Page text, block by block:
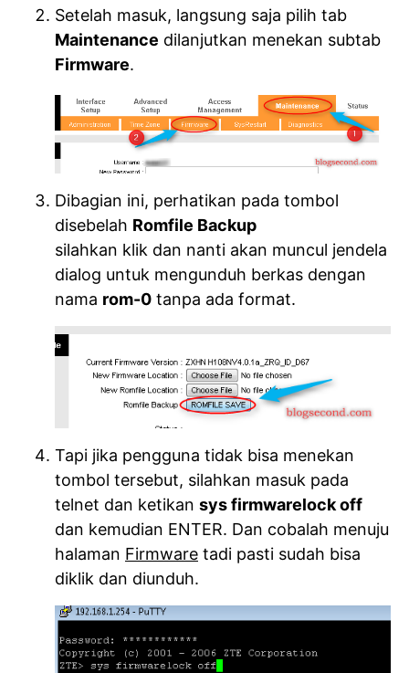
Setelah masuk, langsung saja pilih tab
Maintenance dilanjutkan menekan subtab
Firmware.
Dibagian ini, perhatikan pada tombol
disebelah Romfile Backup
silahkan klik dan nanti akan muncul jendela
dialog untuk mengunduh berkas dengan
nama rom-0 tanpa ada format.
Tapi jika pengguna tidak bisa menekan
tombol tersebut, silahkan masuk pada
telnet dan ketikan sys firmwarelock off
dan kemudian ENTER. Dan cobalah menuju
halaman Firmware tadi pasti sudah bisa
diklik dan diunduh.